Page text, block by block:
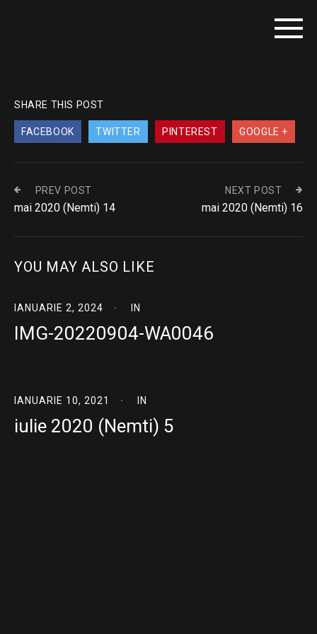
SHARE THIS POST
FACEBOOK TWITTER PINTEREST GOOGLE +
PREV POST
mai 2020 (Nemti) 14
NEXT POST
mai 2020 (Nemti) 16
YOU MAY ALSO LIKE
IANUARIE 2, 2024 IN
IMG-20220904-WA0046
IANUARIE 10, 2021 IN
iulie 2020 (Nemti) 5